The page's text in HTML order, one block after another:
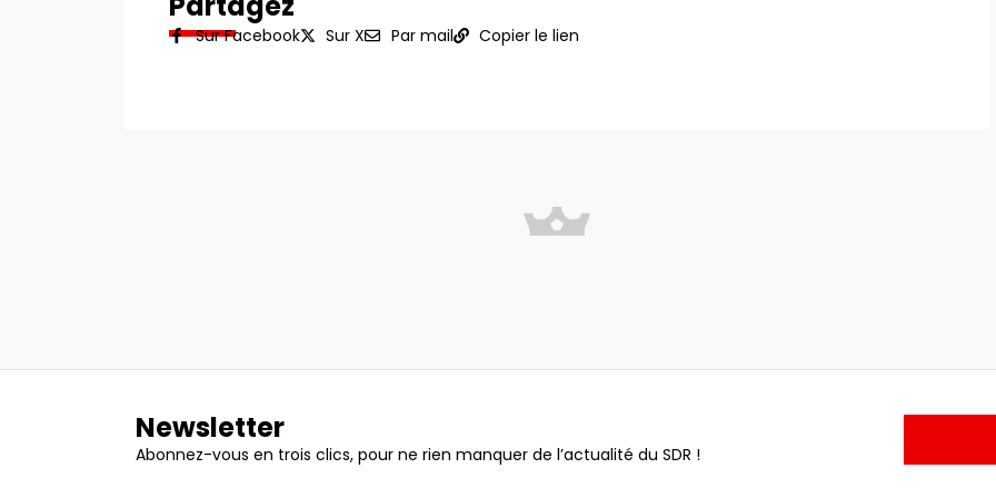
Sur Facebook Sur X Par mail Copier le lien
Newsletter
Abonnez-vous en trois clics, pour ne rien manquer de l’actualité du SDR !